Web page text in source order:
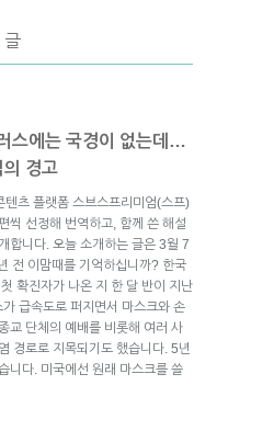
글
스에는 국경이 없는데…
의 경고
츠 플랫폼 스브스프리미엄(스프)
씩 선정해 번역하고, 함께 쓴 해설
합니다. 오늘 소개하는 글은 3월 7
전 이맘때를 기억하십니까? 한국
확진자가 나온 지 한 달 반이 지난
급속도로 퍼지면서 마스크와 손
교 단체의 예배를 비롯해 여러 사
경로로 지목되기도 했습니다. 5년
니다. 미국에선 원래 마스크를 쓸